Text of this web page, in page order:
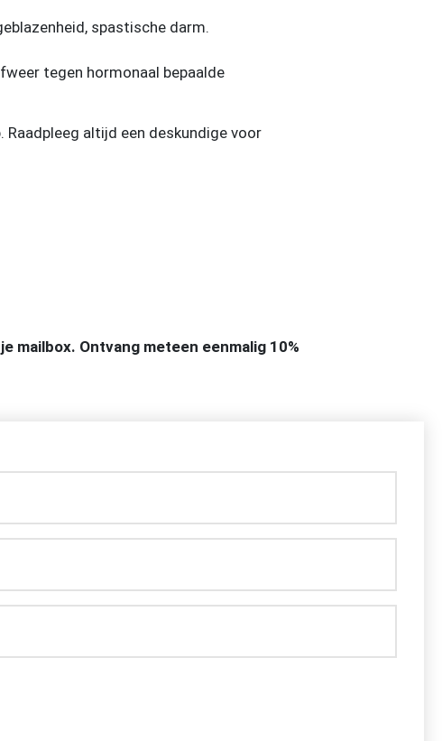
spastische darm.
tegen hormonaal bepaalde
altijd een deskundige voor
mailbox. Ontvang meteen eenmalig 10%